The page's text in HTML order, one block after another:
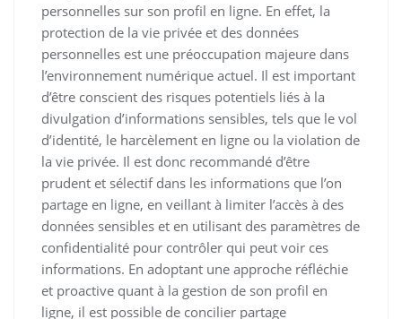
personnelles sur son profil en ligne. En effet, la
protection de la vie privée et des données
personnelles est une préoccupation majeure dans
l’environnement numérique actuel. Il est important
d’être conscient des risques potentiels liés à la
divulgation d’informations sensibles, tels que le vol
d’identité, le harcèlement en ligne ou la violation de
la vie privée. Il est donc recommandé d’être
prudent et sélectif dans les informations que l’on
partage en ligne, en veillant à limiter l’accès à des
données sensibles et en utilisant des paramètres de
confidentialité pour contrôler qui peut voir ces
informations. En adoptant une approche réfléchie
et proactive quant à la gestion de son profil en
ligne, il est possible de concilier partage